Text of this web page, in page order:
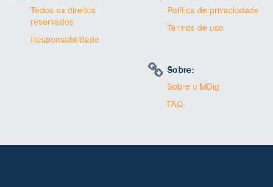
Todos os direitos
reservados
Responsabilidade
Política de privaciodade
Termos de uso
Sobre:
Sobre o MDig
FAQ